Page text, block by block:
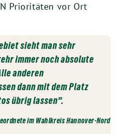
Prioritäten vor Ort
sieht man sehr
immer noch absolute
anderen
dann mit dem Platz
übrig lassen”.
im Wahlkreis Hannover-Nord